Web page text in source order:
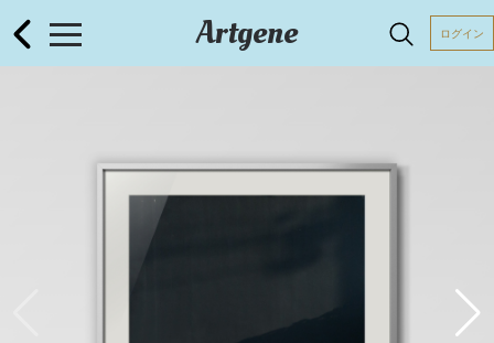
Artgene ログイン